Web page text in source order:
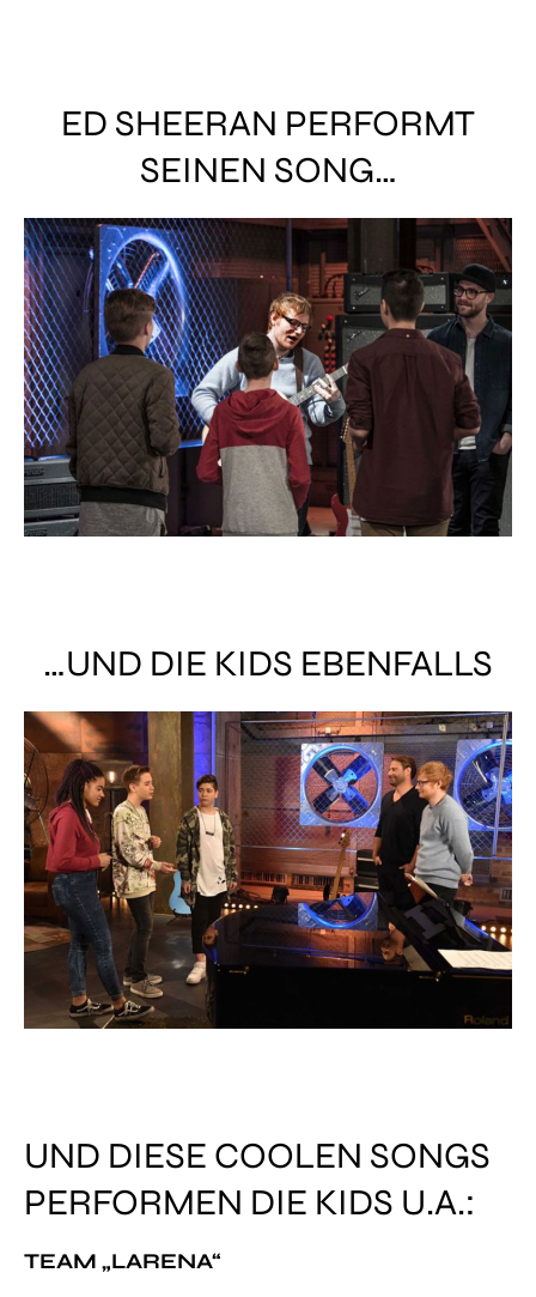
ED SHEERAN PERFORMT
SEINEN SONG…
…UND DIE KIDS EBENFALLS
UND DIESE COOLEN SONGS
PERFORMEN DIE KIDS U.A.:
TEAM „LARENA“